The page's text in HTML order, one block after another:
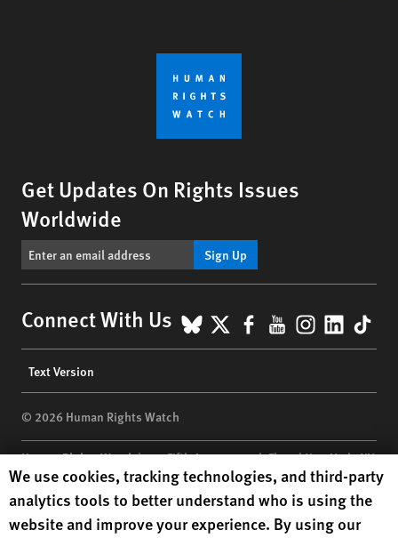
Get Updates On Rights Issues
Worldwide
Sign Up
Connect With Us BlueSky
X Facebook
YouTube
menu
Text Version
© 2026 Human Rights Watch
Human Rights Watch| 350 Fifth Avenue, 34th Floor | New York,NY
10118-3299USA|t 1.212.290.4700
Human Rights Watchis a 501(C)(3) nonprofit registered in the US
under EIN: 13-2875808
Human Rights Watch cookie preferences
We use cookies, tracking technologies, and third-party
analytics tools to better understand who is using the
website and improve your experience. By using our